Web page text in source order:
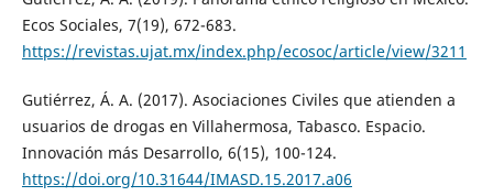
Ecos Sociales, 7(19), 672-683.
https://revistas.ujat.mx/index.php/ecosoc/article/view/3211
Gutiérrez, Á. A. (2017). Asociaciones Civiles que atienden a
usuarios de drogas en Villahermosa, Tabasco. Espacio.
Innovación más Desarrollo, 6(15), 100-124.
https://doi.org/10.31644/IMASD.15.2017.a06